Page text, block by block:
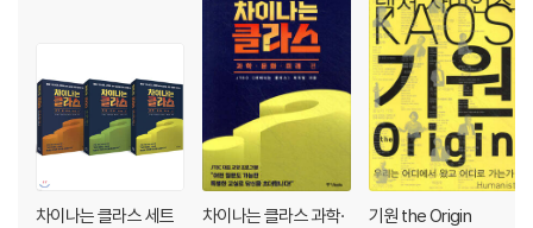
유전체 빅데이터로 만든 정밀 의학의 신세계
생명과학, 인공지능의 날개를 달다
Q/A 묻고 답하기
나가는 글 닫힌 세계와 열린 세계 사이, 과학의 미래
주석
차이나는 클라스 세트
차이나는 클라스 과학·
기원 the Origin